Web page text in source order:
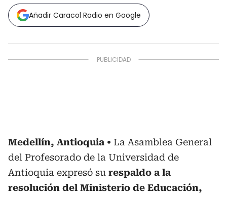
Añadir Caracol Radio en Google
Medellín, Antioquia
La Asamblea General
del Profesorado de la Universidad de
Antioquia expresó su respaldo a la
resolución del Ministerio de Educación,